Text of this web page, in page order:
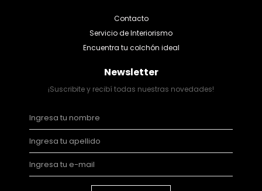
Contacto
Servicio de Interiorismo
Encuentra tu colchón ideal
Newsletter
¡Suscribite y recibí todas nuestras novedades!